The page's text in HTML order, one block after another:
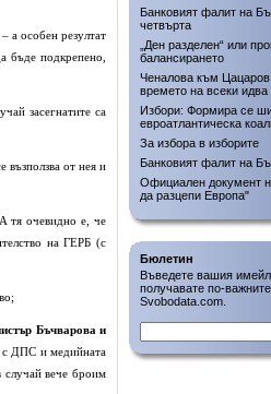
а особен резултат
бъде подкрепено,
засегнатите са
възползва от нея и
тя очевидно е, че
на ГЕРБ (с
Бъчварова и
с ДПС и медийната
случай вече броим
Банковият фалит на
четвърта
„Ден разделен“ или
балансирането
Ченалова към
времето на всеки идва
Избори: Формира се
евроатлантическа
За избора в изборите
Банковият фалит на
Официален документ
да разцепи Европа"
Бюлетин
Въведете вашия
получавате по-
Svobodata.com.